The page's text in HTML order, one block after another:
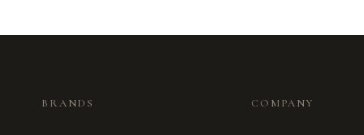
BRANDS COMPANY